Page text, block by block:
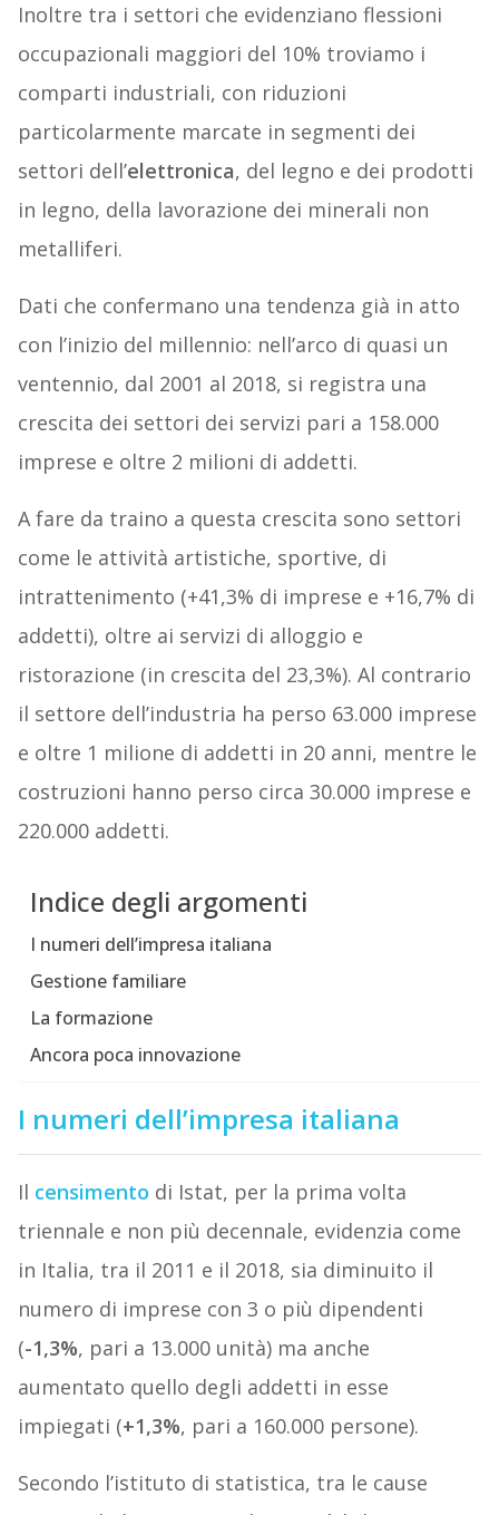
Inoltre tra i settori che evidenziano flessioni
occupazionali maggiori del 10% troviamo i
comparti industriali, con riduzioni
particolarmente marcate in segmenti dei
settori dell’elettronica, del legno e dei prodotti
in legno, della lavorazione dei minerali non
metalliferi.
Dati che confermano una tendenza già in atto
con l’inizio del millennio: nell’arco di quasi un
ventennio, dal 2001 al 2018, si registra una
crescita dei settori dei servizi pari a 158.000
imprese e oltre 2 milioni di addetti.
A fare da traino a questa crescita sono settori
come le attività artistiche, sportive, di
intrattenimento (+41,3% di imprese e +16,7% di
addetti), oltre ai servizi di alloggio e
ristorazione (in crescita del 23,3%). Al contrario
il settore dell’industria ha perso 63.000 imprese
e oltre 1 milione di addetti in 20 anni, mentre le
costruzioni hanno perso circa 30.000 imprese e
220.000 addetti.
Indice degli argomenti
I numeri dell’impresa italiana
Gestione familiare
La formazione
Ancora poca innovazione
I numeri dell’impresa italiana
Il censimento di Istat, per la prima volta
triennale e non più decennale, evidenzia come
in Italia, tra il 2011 e il 2018, sia diminuito il
numero di imprese con 3 o più dipendenti
(-1,3%, pari a 13.000 unità) ma anche
aumentato quello degli addetti in esse
impiegati (+1,3%, pari a 160.000 persone).
Secondo l’istituto di statistica, tra le cause